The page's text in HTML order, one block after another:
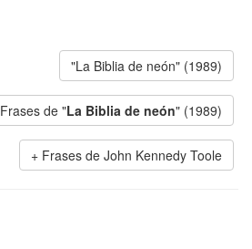
"La Biblia de neón" (1989)
Frases de "La Biblia de neón" (1989)
Frases de John Kennedy Toole